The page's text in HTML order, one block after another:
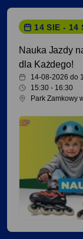
14 SIE - 14
Nauka Jazdy
dla Każdego!
14-08-2026 do
15:30 - 16:30
Park Zamkowy